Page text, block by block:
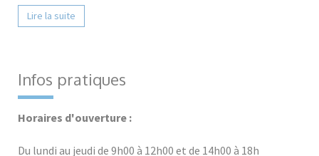
Lire la suite
Infos pratiques
Horaires d'ouverture :
Du lundi au jeudi de 9h00 à 12h00 et de 14h00 à 18h